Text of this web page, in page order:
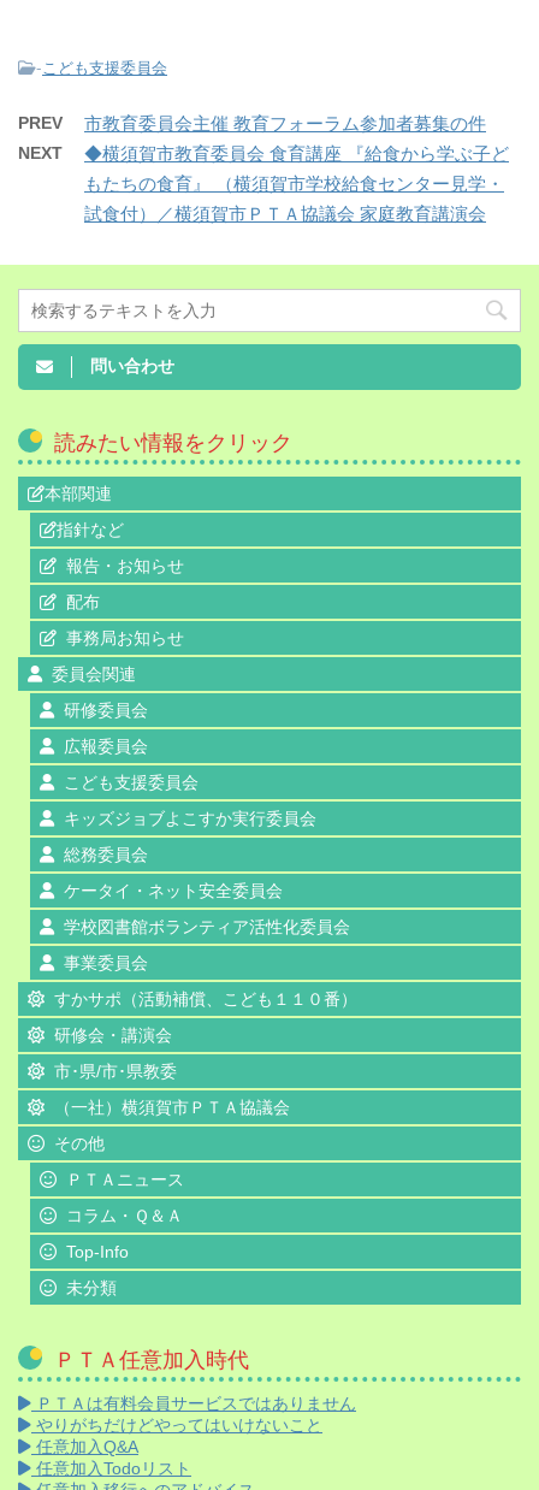
- こども支援委員会
PREV 市教育委員会主催 教育フォーラム参加者募集の件
NEXT
◆横須賀市教育委員会 食育講座 『給食から学ぶ子ど
もたちの食育』 （横須賀市学校給食センター見学・
試食付）／横須賀市ＰＴＡ協議会 家庭教育講演会
問い合わせ
読みたい情報をクリック
本部関連
指針など
報告・お知らせ
配布
事務局お知らせ
委員会関連
研修委員会
広報委員会
こども支援委員会
キッズジョブよこすか実行委員会
総務委員会
ケータイ・ネット安全委員会
学校図書館ボランティア活性化委員会
事業委員会
すかサポ（活動補償、こども１１０番）
研修会・講演会
市･県/市･県教委
（一社）横須賀市ＰＴＡ協議会
その他
ＰＴＡニュース
コラム・Ｑ＆Ａ
Top-Info
未分類
ＰＴＡ任意加入時代
ＰＴＡは有料会員サービスではありません
やりがちだけどやってはいけないこと
任意加入Q&A
任意加入Todoリスト